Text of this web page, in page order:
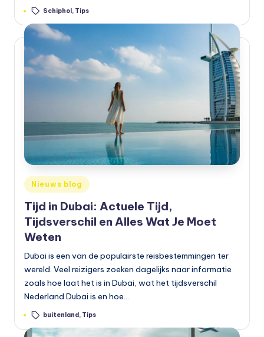
m
o
t
o
d
e
n
e
n
o
p
e
n
b
a
Tags: Schiphol, Tips
Geplaatst
in
Nieuws blog
Tijd in Dubai: Actuele Tijd,
Tijdsverschil en Alles Wat Je Moet
Weten
Dubai is een van de populairste reisbestemmingen ter
wereld. Veel reizigers zoeken dagelijks naar informatie
zoals hoe laat het is in Dubai, wat het tijdsverschil
Nederland Dubai is en hoe…
Tags: buitenland, Tips